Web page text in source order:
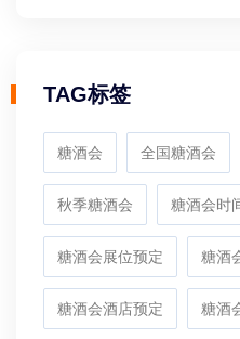
TAG标签
糖酒会 全国糖酒会
秋季糖酒会 糖酒会时
糖酒会展位预定 糖酒
糖酒会酒店预定 糖酒